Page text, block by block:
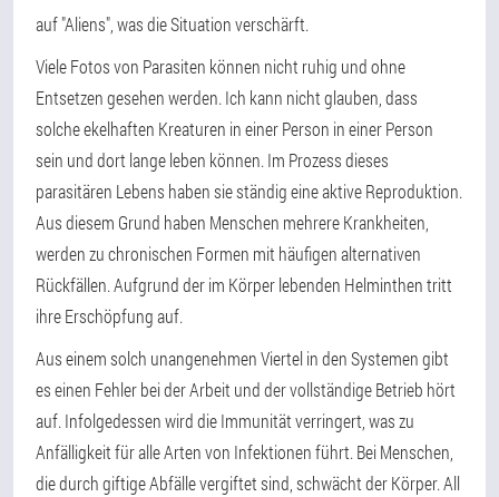
auf "Aliens", was die Situation verschärft.
Viele Fotos von Parasiten können nicht ruhig und ohne
Entsetzen gesehen werden. Ich kann nicht glauben, dass
solche ekelhaften Kreaturen in einer Person in einer Person
sein und dort lange leben können. Im Prozess dieses
parasitären Lebens haben sie ständig eine aktive Reproduktion.
Aus diesem Grund haben Menschen mehrere Krankheiten,
werden zu chronischen Formen mit häufigen alternativen
Rückfällen. Aufgrund der im Körper lebenden Helminthen tritt
ihre Erschöpfung auf.
Aus einem solch unangenehmen Viertel in den Systemen gibt
es einen Fehler bei der Arbeit und der vollständige Betrieb hört
auf. Infolgedessen wird die Immunität verringert, was zu
Anfälligkeit für alle Arten von Infektionen führt. Bei Menschen,
die durch giftige Abfälle vergiftet sind, schwächt der Körper. All